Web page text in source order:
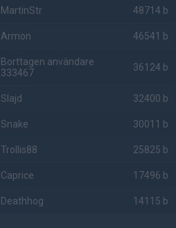
MartinStr 48714 b
Armon 46541 b
Borttagen användare
333467
36124 b
Slajd 32400 b
Snake 30011 b
Trollis88 25825 b
Caprice 17496 b
Deathhog 14115 b